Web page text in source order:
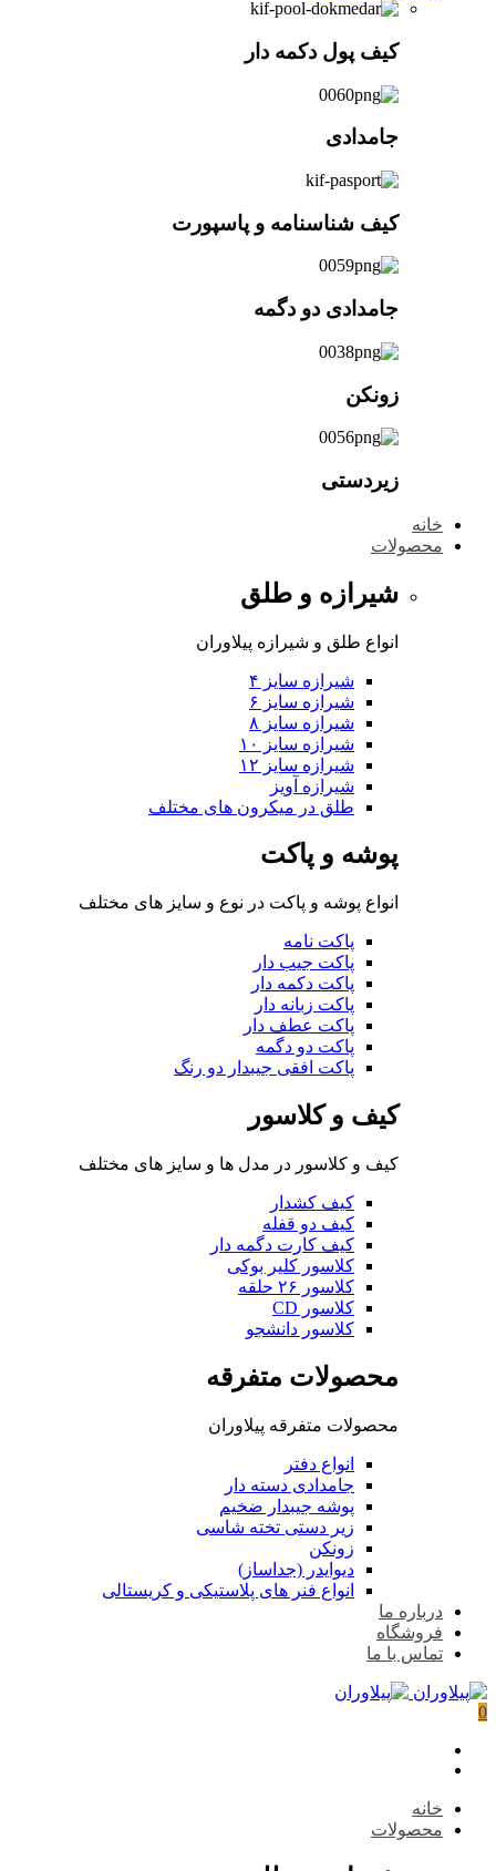
کیف پول دکمه دار
جامدادی
کیف شناسنامه و پاسپورت
جامدادی دو دگمه
زونکن
زیردستی
خانه
محصولات
شیرازه و طلق
انواع طلق و شیرازه پیلاوران
شیرازه سایز ۴
شیرازه سایز ۶
شیرازه سایز ۸
شیرازه سایز ۱۰
شیرازه سایز ۱۲
شیرازه آویز
طلق در میکرون های مختلف
پوشه و پاکت
انواع پوشه و پاکت در نوع و سایز های مختلف
پاکت نامه
پاکت جیب دار
پاکت دکمه دار
پاکت زبانه دار
پاکت عطف دار
پاکت دو دگمه
پاکت افقی جیبدار دو رنگ
کیف و کلاسور
کیف و کلاسور در مدل ها و سایز های مختلف
کیف کشدار
کیف دو قفله
کیف کارت دگمه دار
کلاسور کلیر بوکی
کلاسور ۲۶ حلقه
کلاسور CD
کلاسور دانشجو
محصولات متفرقه
محصولات متفرقه پیلاوران
انواع دفتر
جامدادی دسته دار
پوشه جیبدار ضخیم
زیر دستی تخته شاسی
زونکن
دیوایدر (جداساز)
انواع فنر های پلاستیکی و کریستالی
درباره ما
فروشگاه
تماس با ما
0
خانه
محصولات